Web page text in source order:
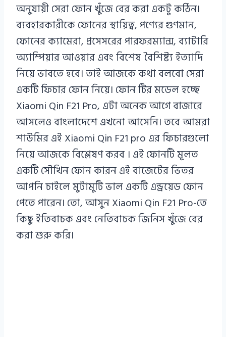
অনুযায়ী সেরা ফোন খুঁজে বের করা একটু কঠিন।
ব্যবহারকারীকে ফোনের স্থায়িত্ব, পণ্যের গুণমান,
ফোনের ক্যামেরা, প্রসেসরের পারফরম্যান্স, ব্যাটারি
অ্যাম্পিয়ার আওয়ার এবং বিশেষ বৈশিষ্ট্য ইত্যাদি
নিয়ে ভাবতে হবে। তাই আজকে কথা বলবো সেরা
একটি ফিচার ফোন নিয়ে। ফোন টির মডেল হচ্ছে
Xiaomi Qin F21 Pro, এটা অনেক আগে বাজারে
আসলেও বাংলাদেশে এখনো আসেনি। তবে আমরা
শাউমির এই Xiaomi Qin F21 pro এর ফিচারগুলো
নিয়ে আজকে বিশ্লেষণ করব । এই ফোনটি মূলত
একটি সৌখিন ফোন কারন এই বাজেটের ভিতর
আপনি চাইলে মুটামুটি ভাল একটি এন্ড্রয়েড ফোন
পেতে পারেন। তো, আসুন Xiaomi Qin F21 Pro-তে
কিছু ইতিবাচক এবং নেতিবাচক জিনিস খুঁজে বের
করা শুরু করি।